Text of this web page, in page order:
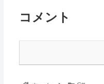
コメント